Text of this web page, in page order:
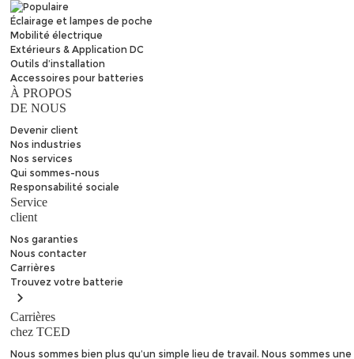
Éclairage et lampes de poche
Mobilité électrique
Extérieurs & Application DC
Outils d’installation
Accessoires pour batteries
À PROPOS
DE NOUS
Devenir client
Nos industries
Nos services
Qui sommes-nous
Responsabilité sociale
Service
client
Nos garanties
Nous contacter
Carrières
Trouvezvotre batterie
Carrières
chez TCED
Nous sommes bien plus qu’un simple lieu de travail. Nous sommes